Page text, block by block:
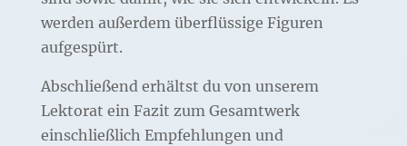
werden außerdem überflüssige Figuren
aufgespürt.
Abschließend erhältst du von unserem
Lektorat ein Fazit zum Gesamtwerk
einschließlich Empfehlungen und